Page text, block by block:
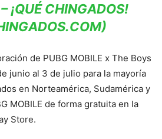
¡QUÉ CHINGADOS!
de PUBG MOBILE x The Boys
junio al 3 de julio para la mayoría
en Norteamérica, Sudamérica y
MOBILE de forma gratuita en la
Store.